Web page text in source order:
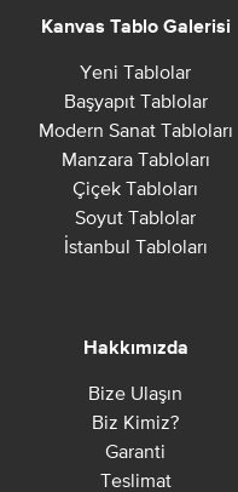
Kanvas Tablo Galerisi
Yeni Tablolar
Başyapıt Tablolar
Modern Sanat Tabloları
Manzara Tabloları
Çiçek Tabloları
Soyut Tablolar
İstanbul Tabloları
Hakkımızda
Bize Ulaşın
Biz Kimiz?
Garanti
Teslimat